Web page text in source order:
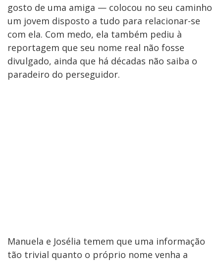
gosto de uma amiga — colocou no seu caminho
um jovem disposto a tudo para relacionar-se
com ela. Com medo, ela também pediu à
reportagem que seu nome real não fosse
divulgado, ainda que há décadas não saiba o
paradeiro do perseguidor.
Manuela e Josélia temem que uma informação
tão trivial quanto o próprio nome venha a